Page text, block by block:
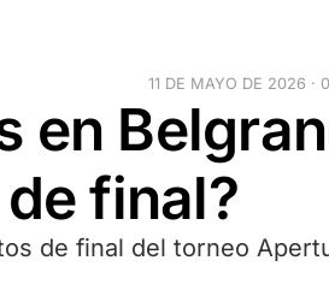
11 DE MAYO DE 2026 ·
en
final?
de final del torneo